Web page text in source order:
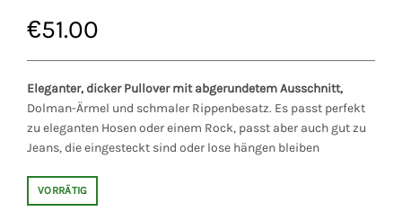
€51.00
Eleganter, dicker Pullover mit abgerundetem Ausschnitt,
Dolman-Ärmel und schmaler Rippenbesatz. Es passt perfekt
zu eleganten Hosen oder einem Rock, passt aber auch gut zu
Jeans, die eingesteckt sind oder lose hängen bleiben
VORRÄTIG